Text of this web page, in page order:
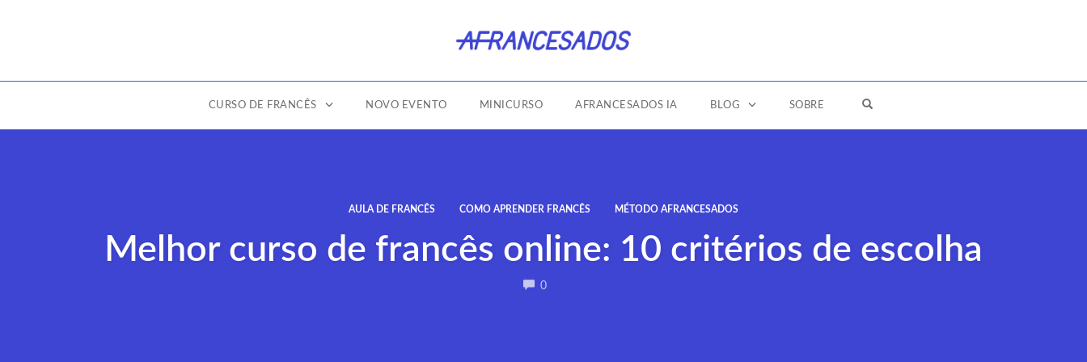
CURSO DE FRANCÊS NOVO EVENTO MINICURSO AFRANCESADOS IA BLOG SOBRE OPEN SEARCH FORM
AULA DE FRANCÊS COMO APRENDER FRANCÊS MÉTODO AFRANCESADOS
Melhor curso de francês online: 10 critérios de escolha
0COMMENTS